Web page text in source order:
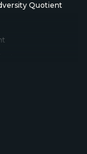
Quotient